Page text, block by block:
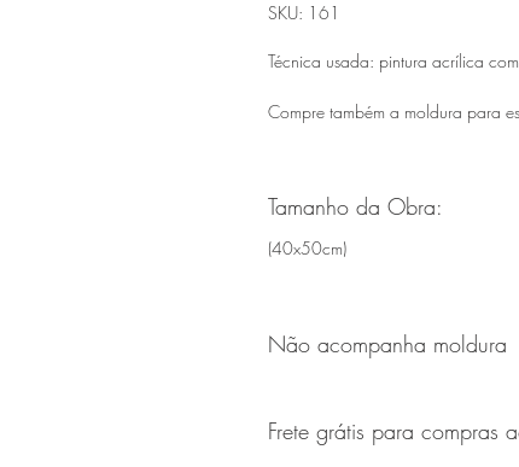
SKU: 161
Técnica usada: pintura acrílica
Compre também a moldura para
Tamanho da Obra:
(40x50cm)
Não acompanha moldura
Frete grátis para